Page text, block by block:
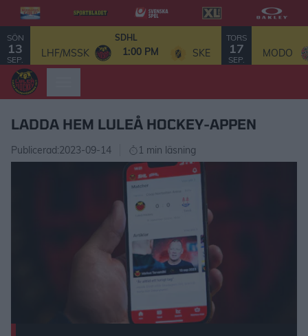
SÖN
13
SEP.
SDHL
LHF/MSSK 1:00 PM SKE
TORS
17
SEP.
MODO
LADDA HEM LULEÅ HOCKEY-APPEN
Publicerad:2023-09-14 1 min läsning